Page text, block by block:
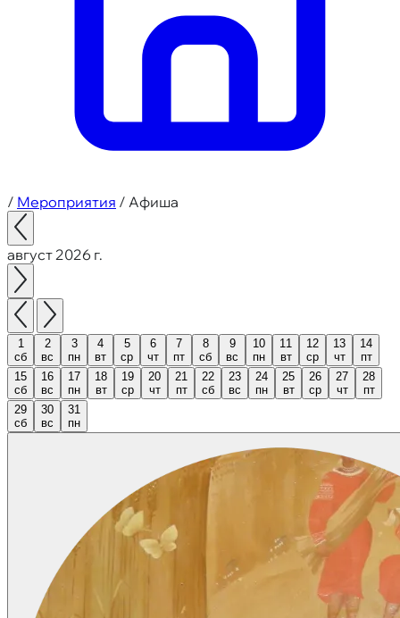
/ Мероприятия / Афиша
август 2026 г.
1
сб
2
вс
3
пн
4
вт
5
ср
6
чт
7
пт
8
сб
9
вс
10
пн
11
вт
12
ср
13
чт
14
пт
15
сб
16
вс
17
пн
18
вт
19
ср
20
чт
21
пт
22
сб
23
вс
24
пн
25
вт
26
ср
27
чт
28
пт
29
сб
30
вс
31
пн